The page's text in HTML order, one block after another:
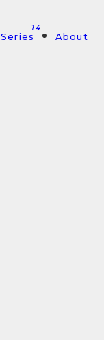
Series
14
About